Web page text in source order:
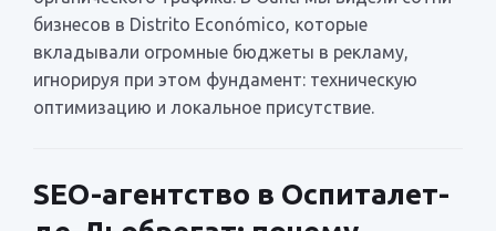
бизнесов в Distrito Económico, которые
вкладывали огромные бюджеты в рекламу,
игнорируя при этом фундамент: техническую
оптимизацию и локальное присутствие.
SEO-агентство в Оспиталет-